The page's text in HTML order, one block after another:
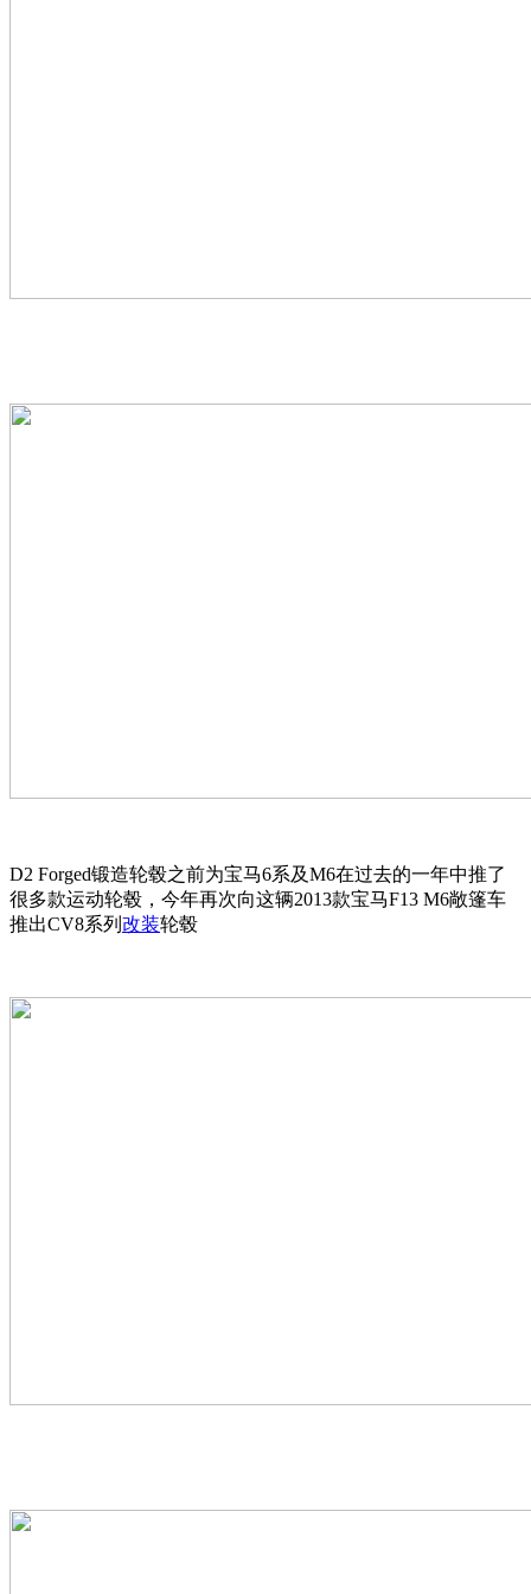
D2 Forged锻造轮毂之前为宝马6系及M6在过去的一年中推了
很多款运动轮毂，今年再次向这辆2013款宝马F13 M6敞篷车
推出CV8系列 改装轮毂